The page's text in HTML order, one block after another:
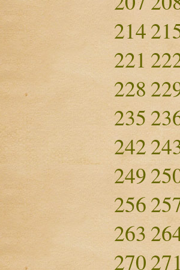
214
221
228
235
242
249
256
263
270